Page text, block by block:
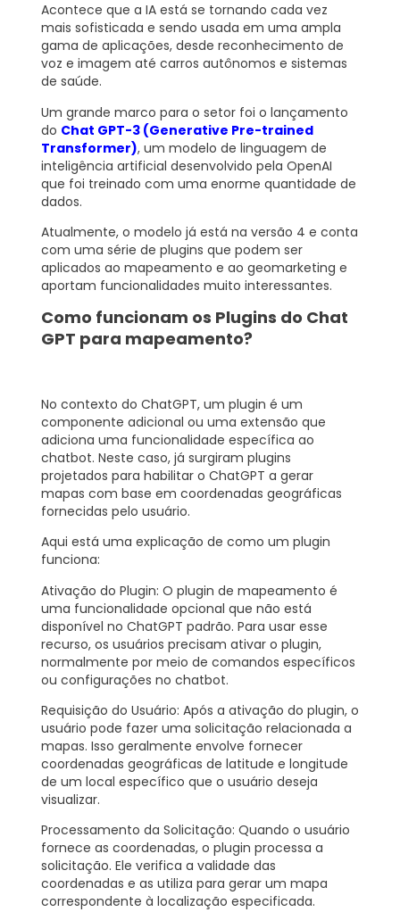
Acontece que a IA está se tornando cada vez
mais sofisticada e sendo usada em uma ampla
gama de aplicações, desde reconhecimento de
voz e imagem até carros autônomos e sistemas
de saúde.
Um grande marco para o setor foi o lançamento
do Chat GPT-3 (Generative Pre-trained
Transformer), um modelo de linguagem de
inteligência artificial desenvolvido pela OpenAI
que foi treinado com uma enorme quantidade de
dados.
Atualmente, o modelo já está na versão 4 e conta
com uma série de plugins que podem ser
aplicados ao mapeamento e ao geomarketing e
aportam funcionalidades muito interessantes.
Como funcionam os Plugins do Chat
GPT para mapeamento?
No contexto do ChatGPT, um plugin é um
componente adicional ou uma extensão que
adiciona uma funcionalidade específica ao
chatbot. Neste caso, já surgiram plugins
projetados para habilitar o ChatGPT a gerar
mapas com base em coordenadas geográficas
fornecidas pelo usuário.
Aqui está uma explicação de como um plugin
funciona:
Ativação do Plugin: O plugin de mapeamento é
uma funcionalidade opcional que não está
disponível no ChatGPT padrão. Para usar esse
recurso, os usuários precisam ativar o plugin,
normalmente por meio de comandos específicos
ou configurações no chatbot.
Requisição do Usuário: Após a ativação do plugin, o
usuário pode fazer uma solicitação relacionada a
mapas. Isso geralmente envolve fornecer
coordenadas geográficas de latitude e longitude
de um local específico que o usuário deseja
visualizar.
Processamento da Solicitação: Quando o usuário
fornece as coordenadas, o plugin processa a
solicitação. Ele verifica a validade das
coordenadas e as utiliza para gerar um mapa
correspondente à localização especificada.